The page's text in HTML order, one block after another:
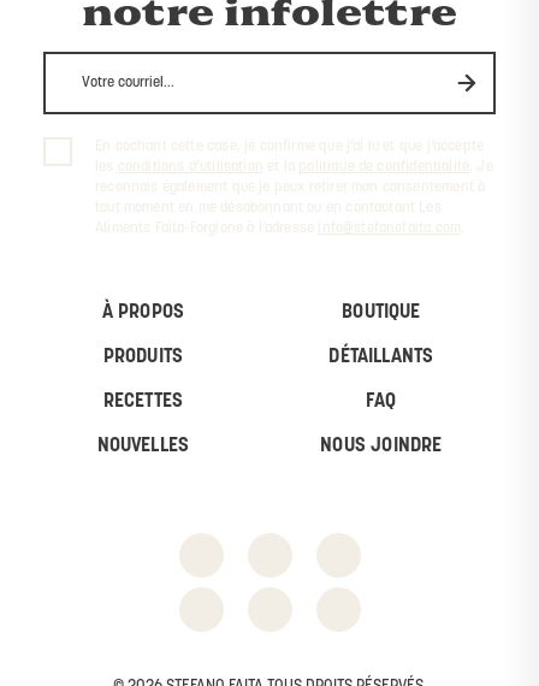
À PROPOS BOUTIQUE
PRODUITS DÉTAILLANTS
RECETTES FAQ
NOUVELLES NOUS JOINDRE
notre infolettre
En cochant cette case, je confirme que j’ai lu et que j’accepte
les conditions d’utilisation et la politique de confidentialité
. Je
reconnais également que je peux retirer mon consentement à
tout moment en me désabonnant ou en contactant Les
Aliments Faita-Forgione à l’adresse
info@stefanofaita.com